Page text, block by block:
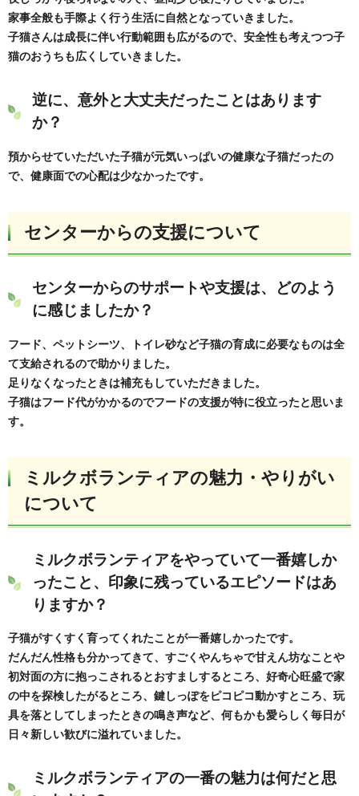
家事全般も手際よく行う生活に自然となっていきました。
子猫さんは成長に伴い行動範囲も広がるので、安全性も考えつつ子
猫のおうちも広くしていきました。
逆に、意外と大丈夫だったことはあります
か？
預からせていただいた子猫が元気いっぱいの健康な子猫だったの
で、健康面での心配は少なかったです。
センターからの支援について
センターからのサポートや支援は、どのよう
に感じましたか？
フード、ペットシーツ、トイレ砂など子猫の育成に必要なものは全
て支給されるので助かりました。
足りなくなったときは補充もしていただきました。
子猫はフード代がかかるのでフードの支援が特に役立ったと思いま
す。
ミルクボランティアの魅力・やりがい
について
ミルクボランティアをやっていて一番嬉しか
ったこと、印象に残っているエピソードはあ
りますか？
子猫がすくすく育ってくれたことが一番嬉しかったです。
だんだん性格も分かってきて、すごくやんちゃで甘えん坊なことや
初対面の方に抱っこされるとおすましするところ、好奇心旺盛で家
の中を探検したがるところ、鍵しっぽをピコピコ動かすところ、玩
具を落としてしまったときの鳴き声など、何もかも愛らしく毎日が
日々新しい歓びに溢れていました。
ミルクボランティアの一番の魅力は何だと思